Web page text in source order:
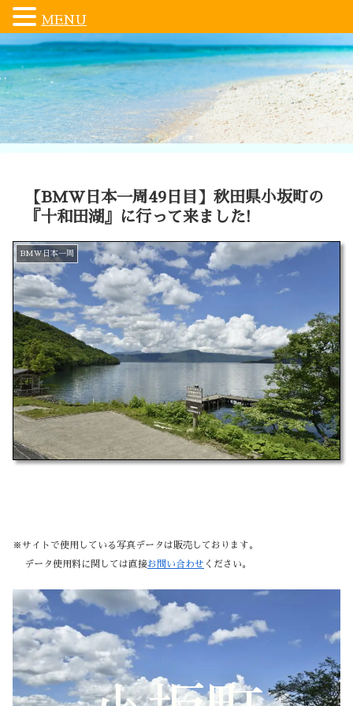
【BMW日本一周49日目】秋田県小坂町の
『十和田湖』に行って来ました!
BMW日本一周
※サイトで使用している写真データは販売しております。
データ使用料に関しては直接お問い合わせ ください。
MENU